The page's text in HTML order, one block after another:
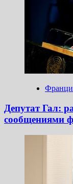
Депутат Гал:
сообщениями